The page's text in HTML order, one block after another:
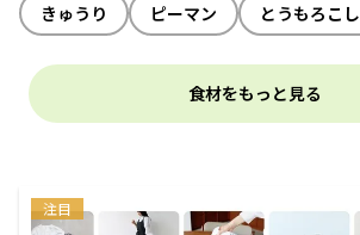
きゅうり
ピーマン とうもろこし
食材をもっと見る
注目